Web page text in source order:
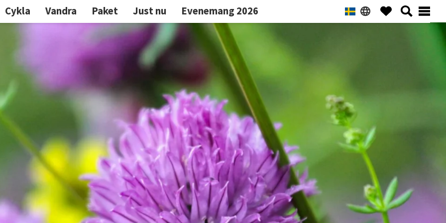
Cykla Vandra Paket Just nu Evenemang 2026